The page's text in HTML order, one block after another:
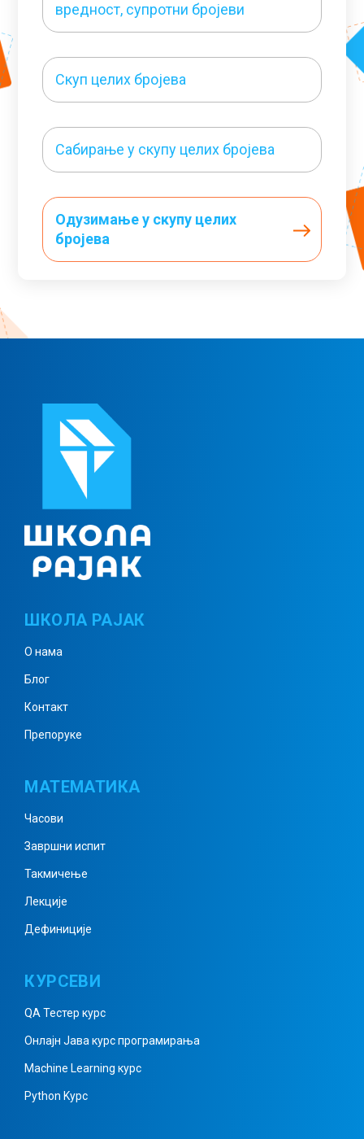
вредност, супротни бројеви
Скуп целих бројева
Сабирање у скупу целих бројева
Одузимање у скупу целих
бројева
Углови троугла 1
Углови троугла 2
Једнакокраки троугао
Правоугли троугао
Троугао – понављање градива
ШКОЛА РАЈАК
О нама
Блог
Контакт
Препоруке
МАТЕМАТИКА
Часови
Завршни испит
Такмичење
Лекције
Дефиниције
КУРСЕВИ
QA Тестер курс
Онлајн Јава курс програмирања
Machine Learning курс
Python Kурс